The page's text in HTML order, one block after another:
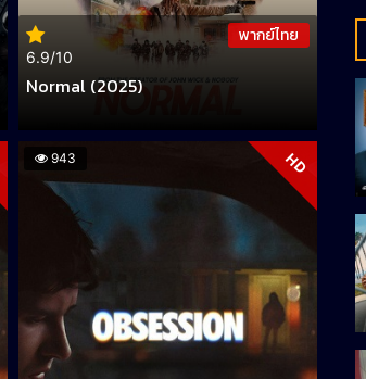
6.9/10
พากย์ไทย
Normal (2025)
943 HD